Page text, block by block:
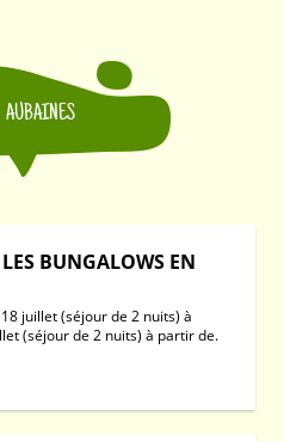
AUBAINES
BUNGALOWS EN
juillet (séjour de 2 nuits) à
(séjour de 2 nuits) à partir de.